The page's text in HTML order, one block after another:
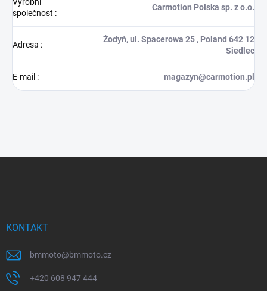
Výrobní
společnost :
Carmotion Polska sp. z o.o.
Adresa :
Żodyń, ul. Spacerowa 25 , Poland 642 12
Siedlec
E-mail : magazyn@carmotion.pl
KONTAKT
bmmoto@bmmoto.cz
+420 608 947 444